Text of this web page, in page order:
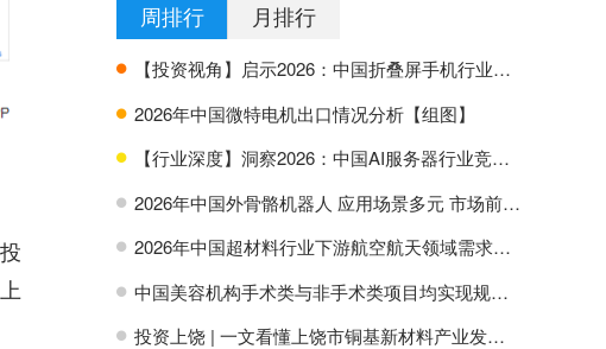
周排行 月排行
H 【投资视角】启示2026：中国折叠屏手机行业投融资及兼并重组分析
H 2026年中国微特电机出口情况分析【组图】
H 【行业深度】洞察2026：中国AI服务器行业竞争格局及市场份额
H 2026年中国外骨骼机器人 应用场景多元 市场前景广阔【组图】
H 2026年中国超材料行业下游航空航天领域需求分析【组图】
H 中国美容机构手术类与非手术类项目均实现规模增长【组图】
H 投资上饶 | 一文看懂上饶市铜基新材料产业发展现状与投资机会前瞻